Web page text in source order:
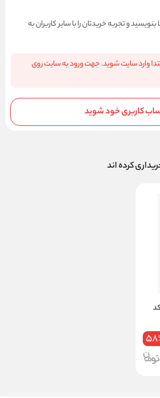
و تجربه خریدتان را با سایر کاربران به
وارد سایت شوید. جهت ورود به سایت روی
کاربری خود شوید
کرده اند
شلوار واید زنانه کوتون Koton کد
58